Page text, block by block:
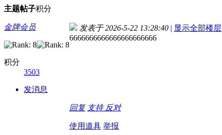
主题帖子积分
金牌会员
积分
3503
发消息
发表于 2026-5-22 13:28:40 | 显示全部楼层
6666666666666666666666
回复 支持 反对
使用道具 举报